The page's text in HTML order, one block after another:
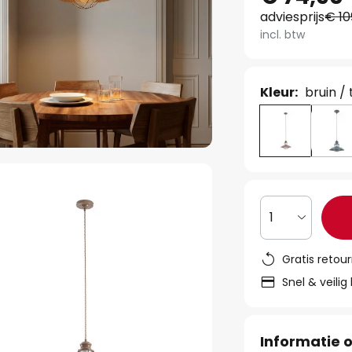
adviesprijs€
incl. btw
Kleur: bruin /
1
Gratis
Snel &
Informatie